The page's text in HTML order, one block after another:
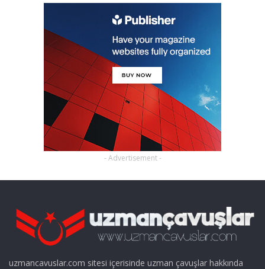
- Advertisement -
uzmancavuslar.com sitesi içerisinde uzman çavuşlar hakkında